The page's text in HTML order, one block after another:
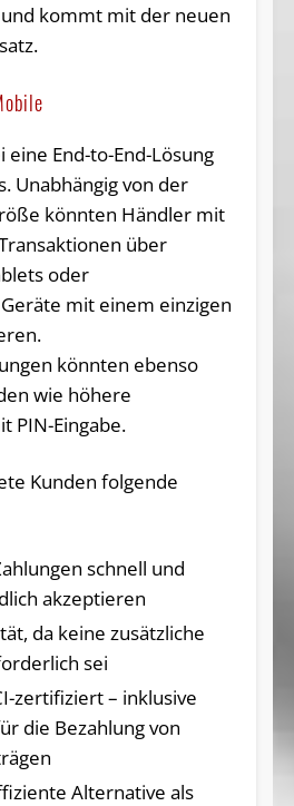
kommt mit der neuen
eine End-to-End-Lösung
Unabhängig von der
könnten Händler mit
über
oder
mit einem einzigen
könnten ebenso
wie höhere
PIN-Eingabe.
Kunden folgende
schnell und
akzeptieren
da keine zusätzliche
sei
zertifiziert – inklusive
die Bezahlung von
Alternative als